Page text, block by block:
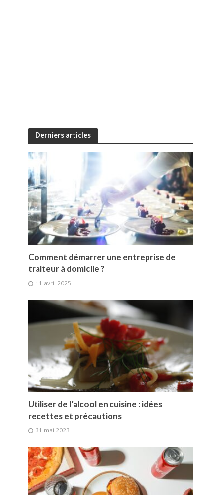
Derniers articles
Comment démarrer une entreprise de
traiteur à domicile ?
11 avril 2025
Utiliser de l’alcool en cuisine : idées
recettes et précautions
31 mai 2023